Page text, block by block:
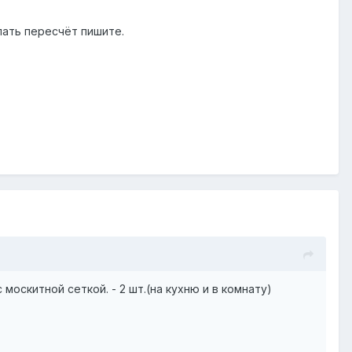
пересчёт пишите.
сеткой. - 2 шт.(на кухню и в комнату)